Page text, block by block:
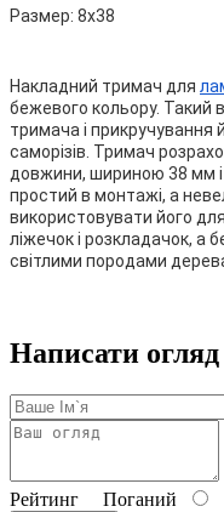
Размер: 8х38
Накладний тримач для
бежевого кольору. Такий
тримача і прикручування
саморізів. Тримач
довжини, шириною 38 мм
простий в монтажі, а
використовувати його
ліжечок і розкладачок, а
світлими породами
Написати огляд
Рейтинг Поганий